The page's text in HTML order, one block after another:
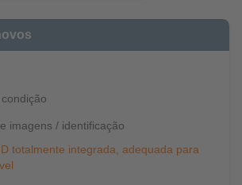
imagens / identificação
totalmente integrada, adequada para